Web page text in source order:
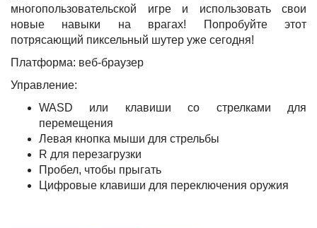
многопользовательской игре и использовать свои
новые навыки на врагах! Попробуйте этот
потрясающий пиксельный шутер уже сегодня!
Платформа: веб-браузер
Управление:
WASD или клавиши со стрелками для
перемещения
Левая кнопка мыши для стрельбы
R для перезагрузки
Пробел, чтобы прыгать
Цифровые клавиши для переключения оружия